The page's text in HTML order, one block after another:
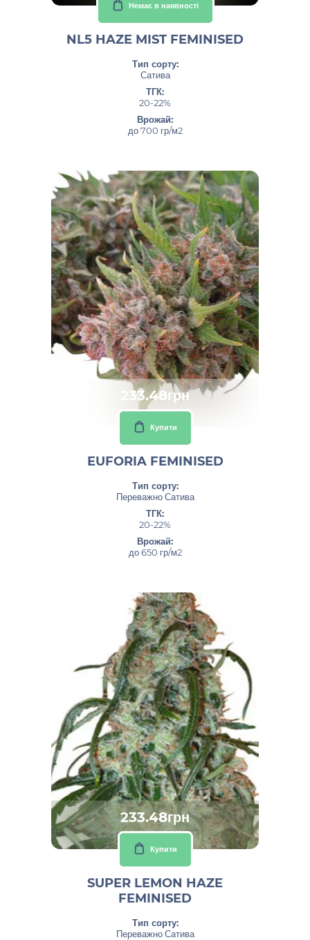
Немає в наявності
NL5 HAZE MIST FEMINISED
Тип сорту:
Сатива
ТГК:
20-22%
Врожай:
до 700 гр/м2
233.48грн
Купити
EUFORIA FEMINISED
Тип сорту:
Переважно Сатива
ТГК:
20-22%
Врожай:
до 650 гр/м2
233.48грн
Купити
SUPER LEMON HAZE
FEMINISED
Тип сорту:
Переважно Сатива